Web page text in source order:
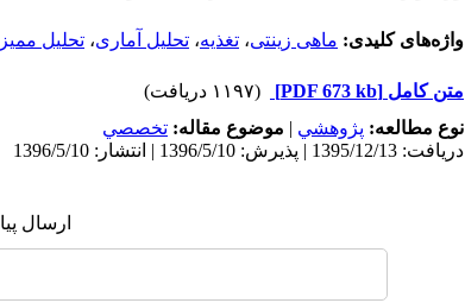
واژه‌های کلیدی: ماهی زینتی، تغذیه، تحلیل آماری، تحلیل
متن کامل [PDF 673 kb]
(۱۱۹۷ دریافت)
نوع مطالعه: پژوهشي | موضوع مقاله: تخصصي
دریافت: 1395/12/13 | پذیرش: 1396/5/10 | انتشار: 1396/5/10
ارسال